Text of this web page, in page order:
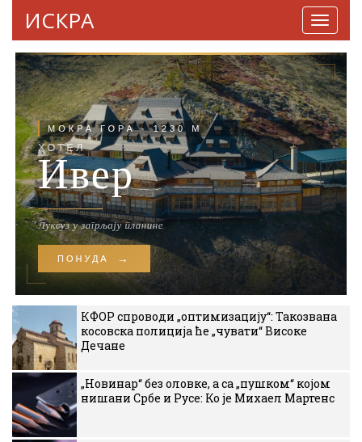
ИСКРА
КФОР спроводи „оптимизацију“: Такозвана
косовска полиција ће „чувати“ Високе
Дечане
„Новинар“ без оловке, а са „пушком“ којом
нишани Србе и Русе: Ко је Михаел Мартенс